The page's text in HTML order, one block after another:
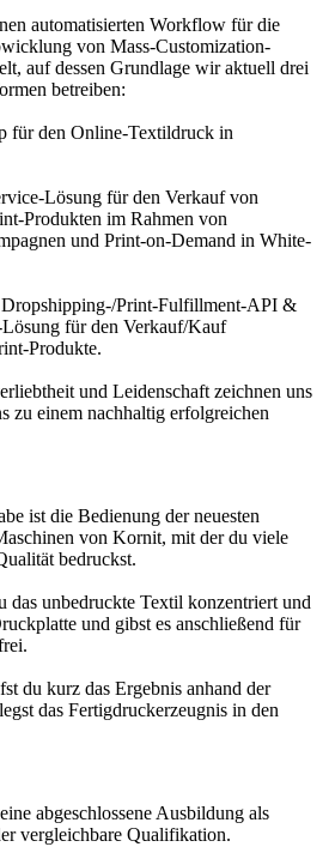
automatisierten Workflow für die
von Mass-Customization-
auf dessen Grundlage wir aktuell drei
betreiben:
für den Online-Textildruck in
Lösung für den Verkauf von
Produkten im Rahmen von
und Print-on-Demand in White-
Dropshipping-/Print-Fulfillment-API &
für den Verkauf/Kauf
Produkte.
und Leidenschaft zeichnen uns
zu einem nachhaltig erfolgreichen
ist die Bedienung der neuesten
von Kornit, mit der du viele
bedruckst.
das unbedruckte Textil konzentriert und
und gibst es anschließend für
du kurz das Ergebnis anhand der
das Fertigdruckerzeugnis in den
abgeschlossene Ausbildung als
vergleichbare Qualifikation.